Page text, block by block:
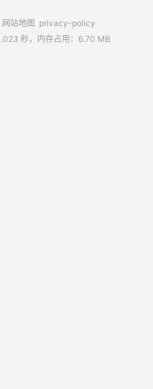
网站地图 privacy-policy
秒，内存占用：6.70 MB